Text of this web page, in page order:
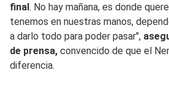
final. No hay mañana, es donde
tenemos en nuestras manos,
a darlo todo para poder pasar",
de prensa, convencido de que el
diferencia.